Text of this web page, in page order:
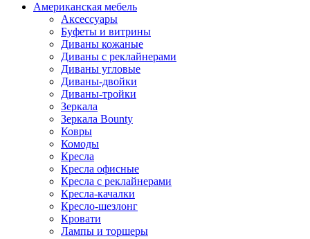
Американская мебель
Аксессуары
Буфеты и витрины
Диваны кожаные
Диваны с реклайнерами
Диваны угловые
Диваны-двойки
Диваны-тройки
Зеркала
Зеркала Bounty
Ковры
Комоды
Кресла
Кресла офисные
Кресла с реклайнерами
Кресла-качалки
Кресло-шезлонг
Кровати
Лампы и торшеры